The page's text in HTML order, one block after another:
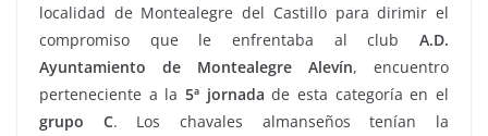
localidad de Montealegre del Castillo para dirimir el
compromiso que le enfrentaba al club A.D.
Ayuntamiento de Montealegre Alevín, encuentro
perteneciente a la 5ª jornada de esta categoría en el
grupo C. Los chavales almanseños tenían la